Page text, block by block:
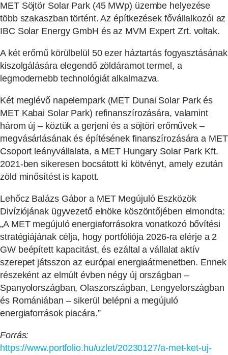
MET Söjtör Solar Park (45 MWp) üzembe helyezése
több szakaszban történt. Az építkezések fővállalkozói az
IBC Solar Energy GmbH és az MVM Expert Zrt. voltak.
A két erőmű körülbelül 50 ezer háztartás fogyasztásának
kiszolgálására elegendő zöldáramot termel, a
legmodernebb technológiát alkalmazva.
Két meglévő napelempark (MET Dunai Solar Park és
MET Kabai Solar Park) refinanszírozására, valamint
három új – köztük a gerjeni és a söjtöri erőművek –
megvásárlásának és építésének finanszírozására a MET
Csoport leányvállalata, a MET Hungary Solar Park Kft.
2021-ben sikeresen bocsátott ki kötvényt, amely ezután
zöld minősítést is kapott.
Lehőcz Balázs Gábor a MET Megújuló Eszközök
Divíziójának ügyvezető elnöke köszöntőjében elmondta:
„A MET megújuló energiaforrásokra vonatkozó bővítési
stratégiájának célja, hogy portfóliója 2026-ra elérje a 2
GW beépített kapacitást, és ezáltal a vállalat aktív
szerepet játsszon az európai energiaátmenetben. Ennek
részeként az elmúlt évben négy új országban –
Spanyolországban, Olaszországban, Lengyelországban
és Romániában – sikerül belépni a megújuló
energiaforrások piacára.”
Forrás:
https://www.portfolio.hu/uzlet/20230127/a-met-ket-uj-